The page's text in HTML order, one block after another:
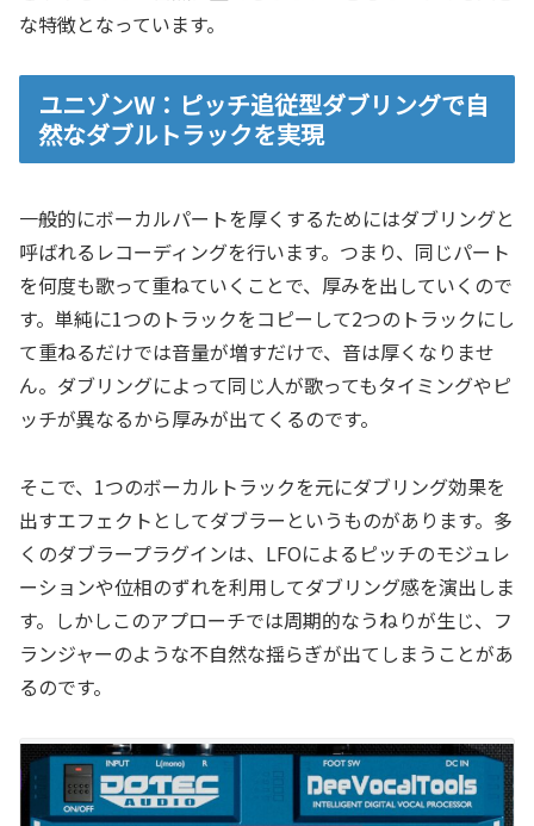
な特徴となっています。
ユニゾンW：ピッチ追従型ダブリングで自
然なダブルトラックを実現
一般的にボーカルパートを厚くするためにはダブリングと
呼ばれるレコーディングを行います。つまり、同じパート
を何度も歌って重ねていくことで、厚みを出していくので
す。単純に1つのトラックをコピーして2つのトラックにし
て重ねるだけでは音量が増すだけで、音は厚くなりませ
ん。ダブリングによって同じ人が歌ってもタイミングやピ
ッチが異なるから厚みが出てくるのです。
そこで、1つのボーカルトラックを元にダブリング効果を
出すエフェクトとしてダブラーというものがあります。多
くのダブラープラグインは、LFOによるピッチのモジュレ
ーションや位相のずれを利用してダブリング感を演出しま
す。しかしこのアプローチでは周期的なうねりが生じ、フ
ランジャーのような不自然な揺らぎが出てしまうことがあ
るのです。